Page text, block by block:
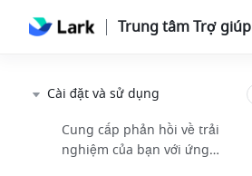
Trung tâm Trợ giúp
Cài đặt và sử dụng
Cung cấp phản hồi về trải
nghiệm của bạn với ứng